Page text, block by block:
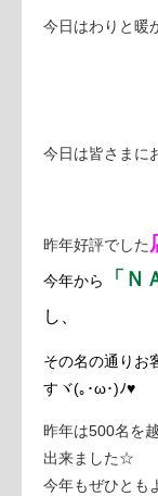
今日はわりと暖
今日は皆さまに
昨年好評でした
今年から 「
し、
その名の通りお
すヾ(｡･ω･)ﾉ♥
昨年は500名を
出来ました☆
今年もぜひとも